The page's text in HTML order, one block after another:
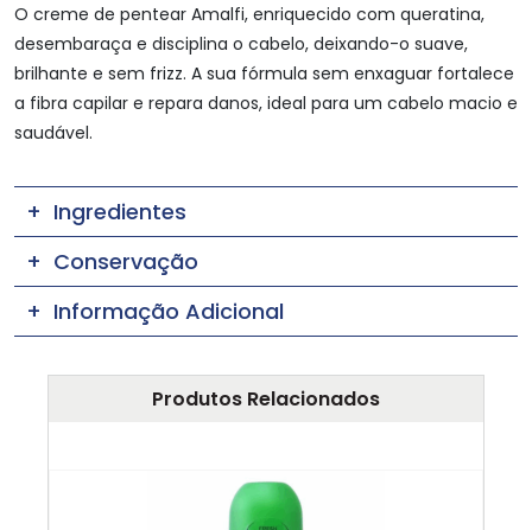
O creme de pentear Amalfi, enriquecido com queratina,
desembaraça e disciplina o cabelo, deixando-o suave,
brilhante e sem frizz. A sua fórmula sem enxaguar fortalece
a fibra capilar e repara danos, ideal para um cabelo macio e
saudável.
Ingredientes
Conservação
Informação Adicional
Produtos Relacionados